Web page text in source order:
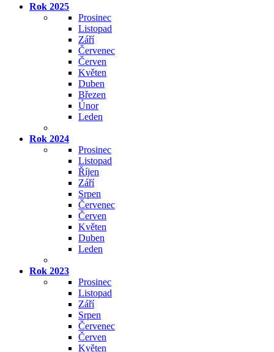
Rok 2025
Prosinec
Listopad
Září
Červenec
Červen
Květen
Duben
Březen
Únor
Leden
Rok 2024
Prosinec
Listopad
Říjen
Září
Srpen
Červenec
Červen
Květen
Duben
Leden
Rok 2023
Prosinec
Listopad
Září
Srpen
Červenec
Červen
Květen